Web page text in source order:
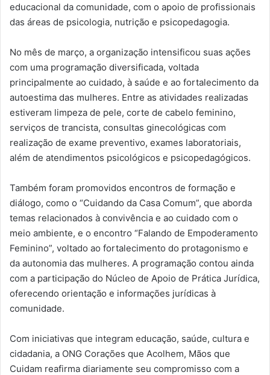
educacional da comunidade, com o apoio de profissionais
das áreas de psicologia, nutrição e psicopedagogia.
No mês de março, a organização intensificou suas ações
com uma programação diversificada, voltada
principalmente ao cuidado, à saúde e ao fortalecimento da
autoestima das mulheres. Entre as atividades realizadas
estiveram limpeza de pele, corte de cabelo feminino,
serviços de trancista, consultas ginecológicas com
realização de exame preventivo, exames laboratoriais,
além de atendimentos psicológicos e psicopedagógicos.
Também foram promovidos encontros de formação e
diálogo, como o “Cuidando da Casa Comum”, que aborda
temas relacionados à convivência e ao cuidado com o
meio ambiente, e o encontro “Falando de Empoderamento
Feminino”, voltado ao fortalecimento do protagonismo e
da autonomia das mulheres. A programação contou ainda
com a participação do Núcleo de Apoio de Prática Jurídica,
oferecendo orientação e informações jurídicas à
comunidade.
Com iniciativas que integram educação, saúde, cultura e
cidadania, a ONG Corações que Acolhem, Mãos que
Cuidam reafirma diariamente seu compromisso com a